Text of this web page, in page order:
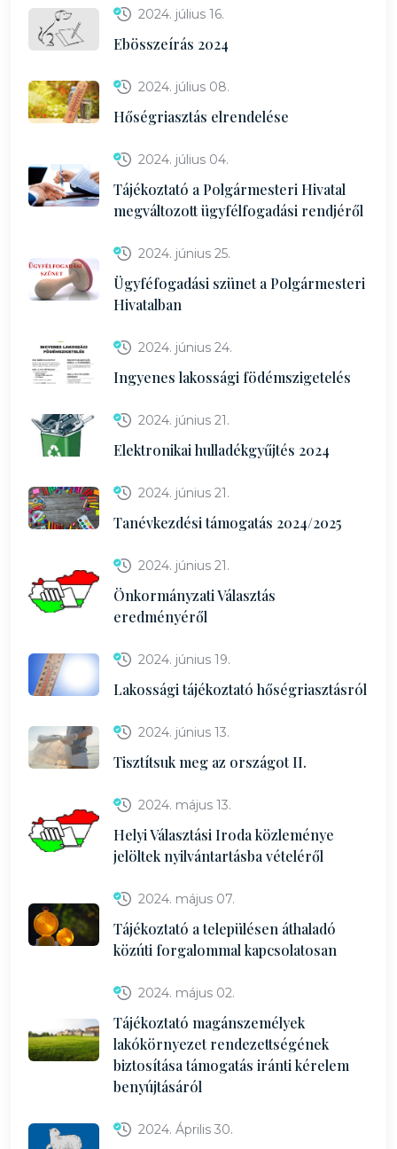
2024. július 16.
Ebösszeírás 2024
2024. július 08.
Hőségriasztás elrendelése
2024. július 04.
Tájékoztató a Polgármesteri Hivatal
megváltozott ügyfélfogadási rendjéről
2024. június 25.
Ügyféfogadási szünet a Polgármesteri
Hivatalban
2024. június 24.
Ingyenes lakossági födémszigetelés
2024. június 21.
Elektronikai hulladékgyűjtés 2024
2024. június 21.
Tanévkezdési támogatás 2024/2025
2024. június 21.
Önkormányzati Választás
eredményéről
2024. június 19.
Lakossági tájékoztató hőségriasztásról
2024. június 13.
Tisztítsuk meg az országot II.
2024. május 13.
Helyi Választási Iroda közleménye
jelöltek nyilvántartásba vételéről
2024. május 07.
Tájékoztató a településen áthaladó
közúti forgalommal kapcsolatosan
2024. május 02.
Tájékoztató magánszemélyek
lakókörnyezet rendezettségének
biztosítása támogatás iránti kérelem
benyújtásáról
2024. Április 30.